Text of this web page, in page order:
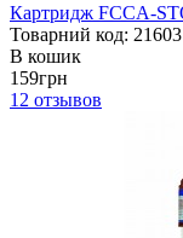
Картридж FCCA-
Товарний код: 21603
В кошик
159грн
12 отзывов